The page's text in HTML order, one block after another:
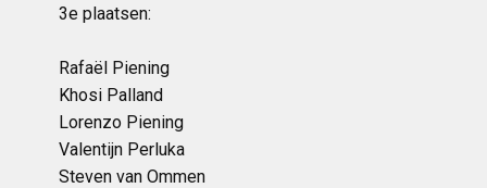
3e plaatsen:
Rafaël Piening
Khosi Palland
Lorenzo Piening
Valentijn Perluka
Steven van Ommen